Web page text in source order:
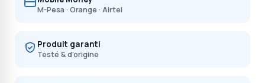
M-Pesa · Orange · Airtel
Produit garanti
Testé & d'origine